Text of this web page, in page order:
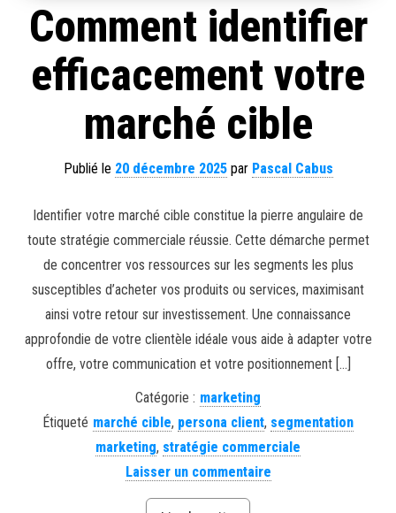
Comment identifier
efficacement votre
marché cible
Publié le 20 décembre 2025par Pascal Cabus
Identifier votre marché cible constitue la pierre angulaire de
toute stratégie commerciale réussie. Cette démarche permet
de concentrer vos ressources sur les segments les plus
susceptibles d’acheter vos produits ou services, maximisant
ainsi votre retour sur investissement. Une connaissance
approfondie de votre clientèle idéale vous aide à adapter votre
offre, votre communication et votre positionnement […]
Catégorie : marketing
Étiqueté marché cible, persona client, segmentation
marketing, stratégie commerciale
Laisser un commentaire